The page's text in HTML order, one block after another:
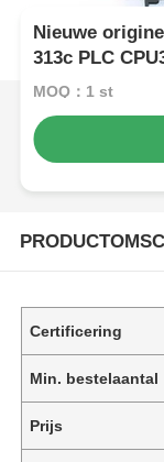
Nieuwe
313c PLC
module
MOQ：1 st
Certificering
Min. bestelaantal
Prijs